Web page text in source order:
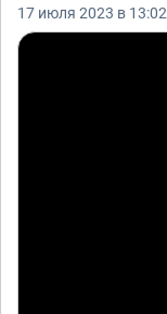
17 июля 2023 в 13:02